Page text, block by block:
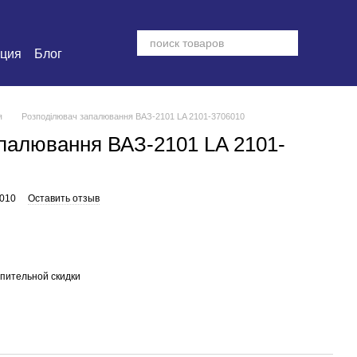
Блог
Розподілювач запалювання ВАЗ-2101 LA 2101-3706010
ВАЗ-2101 LA 2101-
Оставить отзыв
скидки